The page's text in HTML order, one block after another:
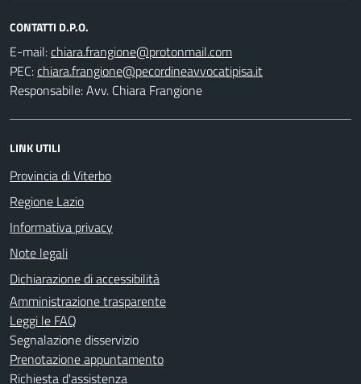
CONTATTI D.P.O.
E-mail:
PEC:
Responsabile: Avv. Chiara Frangione
LINK UTILI
Provincia di Viterbo
Regione Lazio
Informativa privacy
Note legali
Dichiarazione di accessibilità
Amministrazione trasparente
Leggi le FAQ
Segnalazione disservizio
Prenotazione appuntamento
Richiesta d'assistenza